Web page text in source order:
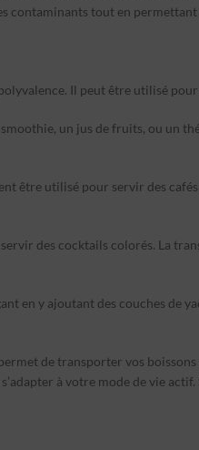
contaminants tout en
Il peut être utilisé
un jus de fruits, ou un
être utilisé pour servir des
des cocktails colorés. La
en y ajoutant des couches
de transporter vos
à votre mode de vie